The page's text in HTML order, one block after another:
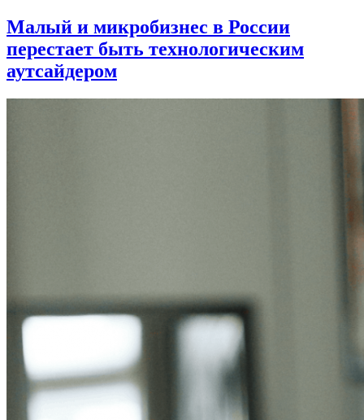
Малый и микробизнес в России
перестает быть технологическим
аутсайдером